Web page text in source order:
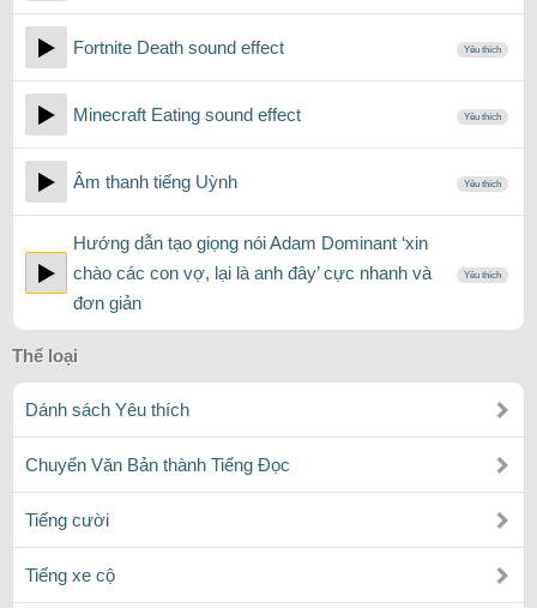
Fortnite Death sound effect Yêu thích
Minecraft Eating sound effect Yêu thích
Âm thanh tiếng Uỳnh Yêu thích
Hướng dẫn tạo giọng nói Adam Dominant ‘xin
chào các con vợ, lại là anh đây’ cực nhanh và
đơn giản
Yêu thích
Thể loại
Dánh sách Yêu thích
Chuyển Văn Bản thành Tiếng Đọc
Tiếng cười
Tiếng xe cộ